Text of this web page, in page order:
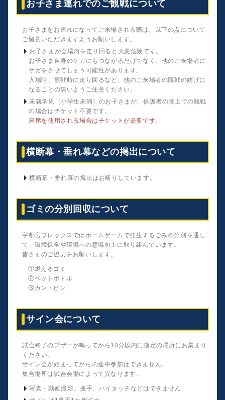
お子さま連れでのご観戦について
お子さまをお連れになってご来場される際は、以下の点について
ご留意いただきますようお願いします。
お子さまが会場内を走り回ると大変危険です。
お子さま自身のケガにもつながるだけでなく、他のご来場者に
ケガをさせてしまう可能性があります。
入場時、観戦時に走り回るなど、他のご来場者の観戦の妨げに
なることの無いようご注意ください。
未就学児（小学生未満）のお子さまが、保護者の膝上での観戦
の場合はチケット不要です。
座席を使用される場合はチケットが必要です。
横断幕・垂れ幕などの掲出について
横断幕・垂れ幕の掲出はお断りしています。
ゴミの分別回収について
宇都宮ブレックスではホームゲームで発生するごみの分別を通し
て、環境保全や環境への意識向上に取り組んでいます。
皆さまのご協力をお願いします。
①燃えるゴミ
②ペットボトル
③カン・ビン
サイン会について
試合終了のブザーが鳴ってから10分以内に指定の場所にお集まり
ください。
サイン会が始まってからの途中参加はできません。
集合場所は試合会場によって異なります。
写真・動画撮影、握手、ハイタッチなどはできません。